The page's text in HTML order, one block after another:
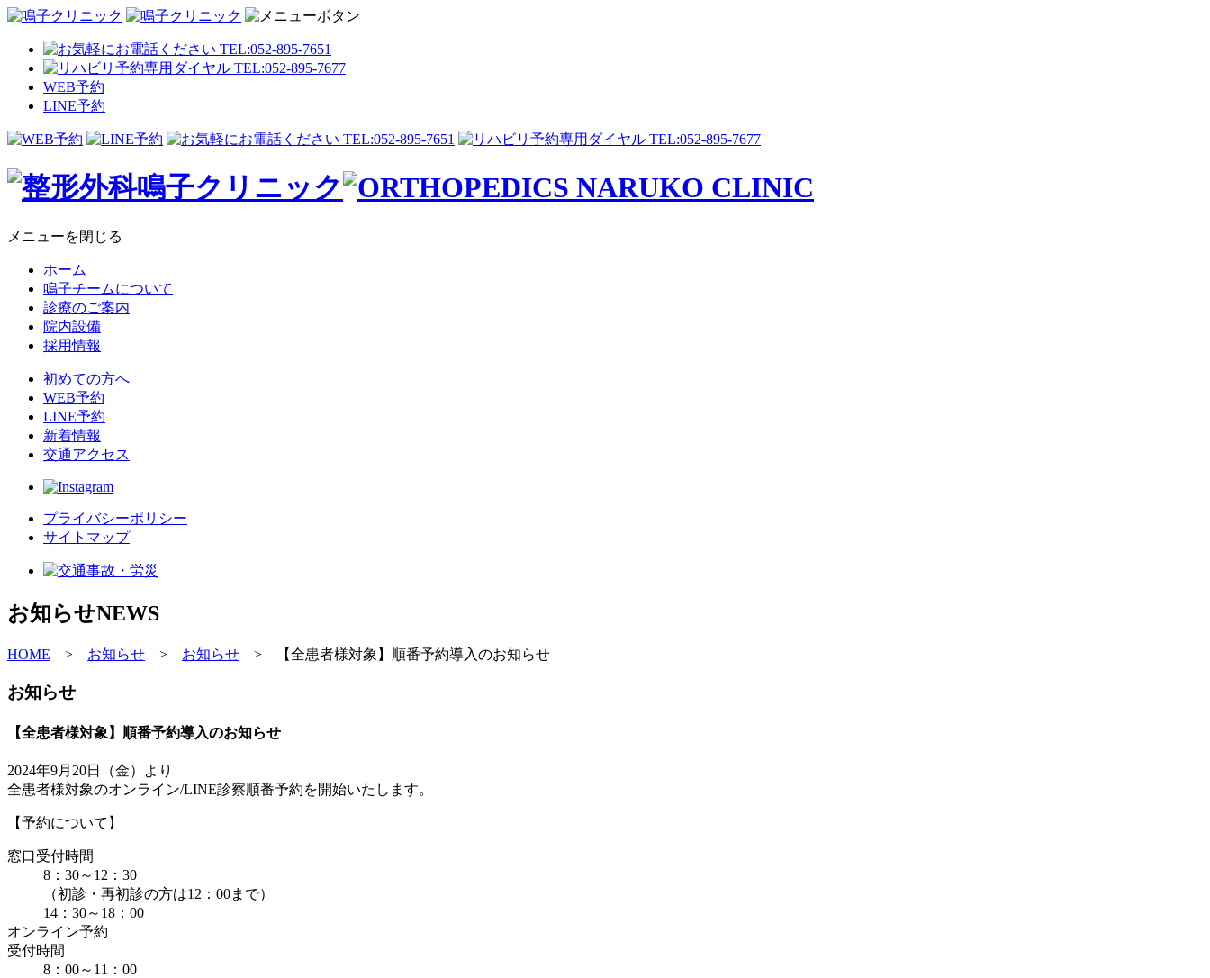
WEB予約
LINE予約
メニューを閉じる
ホーム
鳴子チームについて
診療のご案内
院内設備
採用情報
初めての方へ
WEB予約
LINE予約
新着情報
交通アクセス
プライバシーポリシー
サイトマップ
お知らせNEWS
HOME > お知らせ > お知らせ > 【全患者様対象】順番予約導入のお知らせ
お知らせ
【全患者様対象】順番予約導入のお知らせ
2024年9月20日（金）より
全患者様対象のオンライン/LINE診察順番予約を開始いたします。
【予約について】
窓口受付時間
8：30～12：30
（初診・再初診の方は12：00まで）
14：30～18：00
オンライン予約
受付時間
8：00～11：00